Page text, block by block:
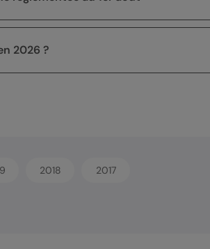
2026 ?
2018 2017